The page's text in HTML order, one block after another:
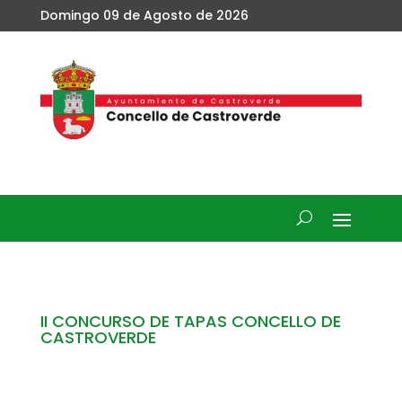
Domingo 09 de Agosto de 2026
II CONCURSO DE TAPAS CONCELLO DE
CASTROVERDE